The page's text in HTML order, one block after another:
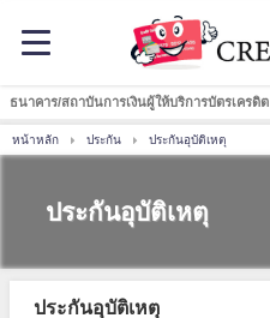
ธนาคาร/สถาบันการเงินผู้ให้บริการบัตรเครดิต
หน้าหลัก ประกัน ประกันอุบัติเหตุ
ประกันอุบัติเหตุ
ประกันอุบัติเหตุ